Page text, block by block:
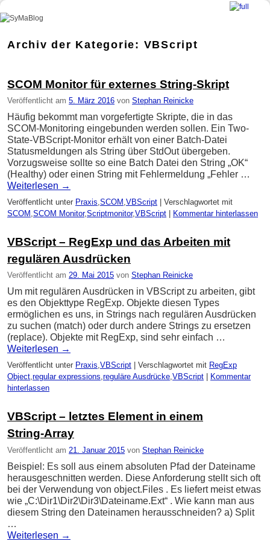
SyMaBlog
Archiv der Kategorie: VBScript
SCOM Monitor für externes String-Skript
Veröffentlicht am 5. März 2016 von Stephan Reinicke
Häufig bekommt man vorgefertigte Skripte, die in das
SCOM-Monitoring eingebunden werden sollen. Ein Two-
State-VBScript-Monitor erhält von einer Batch-Datei
Statusmeldungen als String über StdOut übergeben.
Vorzugsweise sollte so eine Batch Datei den String „OK“
(Healthy) oder einen String mit Fehlermeldung „Fehler …
Weiterlesen →
Veröffentlicht unter Praxis SCOM VBScript
Verschlagwortet mit
SCOM SCOM Monitor,Scriptmonitor,VBScript Kommentar hinterlassen
VBScript – RegExp und das Arbeiten mit
regulären Ausdrücken
Veröffentlicht am 29. Mai 2015 von Stephan Reinicke
Um mit regulären Ausdrücken in VBScript zu arbeiten, gibt
es den Objekttype RegExp. Objekte diesen Types
ermöglichen es uns, in Strings nach regulären Ausdrücken
zu suchen (match) oder durch andere Strings zu ersetzen
(replace). Objekte mit RegExp, sind sehr einfach …
Weiterlesen →
Veröffentlicht unter Praxis,VBScript Verschlagwortet mit RegExp
Object,regular expressions,reguläre Ausdrücke,VBScript
Kommentar
hinterlassen
VBScript – letztes Element in einem
String-Array
Veröffentlicht am 21. Januar 2015 von Stephan Reinicke
Beispiel: Es soll aus einem absoluten Pfad der Dateiname
herausgeschnitten werden. Diese Anforderung stellt sich oft
bei der Verwendung von object.Files . Es liefert meist etwas
wie „C:\Dir1\Dir2\Dir3\Dateiname.Ext“ . Wie kann man aus
diesem String den Dateinamen herausschneiden? a) Split
…
Weiterlesen →